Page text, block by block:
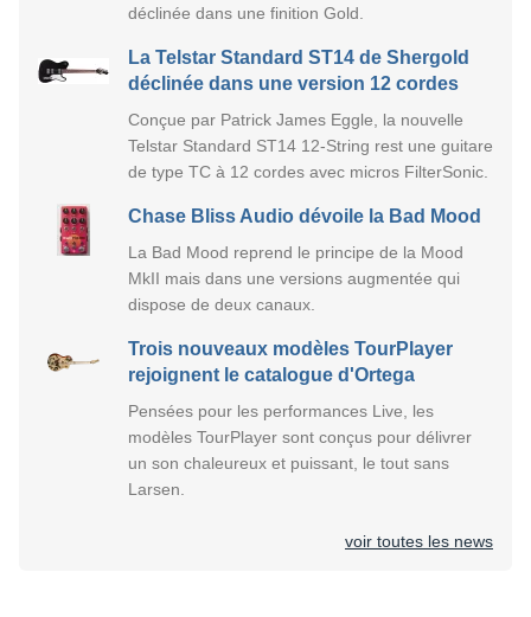
déclinée dans une finition Gold.
La Telstar Standard ST14 de Shergold
déclinée dans une version 12 cordes
Conçue par Patrick James Eggle, la nouvelle
Telstar Standard ST14 12-String rest une guitare
de type TC à 12 cordes avec micros FilterSonic.
Chase Bliss Audio dévoile la Bad Mood
La Bad Mood reprend le principe de la Mood
MkII mais dans une versions augmentée qui
dispose de deux canaux.
Trois nouveaux modèles TourPlayer
rejoignent le catalogue d'Ortega
Pensées pour les performances Live, les
modèles TourPlayer sont conçus pour délivrer
un son chaleureux et puissant, le tout sans
Larsen.
voir toutes les news